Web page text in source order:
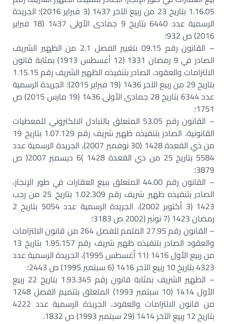
1.16.05 بتاريخ 23 من ربيع الآخر 1437 (3 فبراير 2016)؛ الجريدة
الرسمية عدد 6440 بتاريخ 9 جمادى الأولى 1437 (18 فبراير
2016) ص 932؛
– القانون رقم 09.15 بتغيير الفصل 2.1 من الظهير الشريف
الصادر في 9 رمضان 1331 (12 أغسطس 1913) بمثابة قانون
الالتزامات والعقود، الصادر بتنفيذه الظهير الشريف رقم 1.15.15
بتاريخ 29 من ربيع الآخر 1436 (19 فبراير 2015)؛ الجريدة الرسمية
عدد 6344 بتاريخ 28 جمادى الأولى 1436 (19 مارس 2015) ص
1751؛
– القانون رقم 53.05 المتعلق بالتبادل الالكتروني للمعطيات
القانونية، الصادر بتنفيذه ظهير شريف رقم 1.07.129 بتاريخ 19
من ذي القعدة 1428 (30 نوفمبر 2007)، الجريدة الرسمية عدد
5584 بتاريخ 25 من ذي القعدة 1428 )6 ديسمبر 2007( ص
3879؛
– القانون رقم 44.00 المتعلق ببيع العقارات في طور الإنجاز،
الصادر بتنفيذه ظهير شريف رقم 1.02.309 بتاريخ 25 من رجب
1423 (3 أكتوبر 2002)، الجريدة الرسمية عدد 5054 بتاريخ 2
رمضان 1423 (7 نونبر (2002 ص 3183؛
– القانون رقم 27.95 المتمم للفصل 264 من قانون الالتزامات
والعقود الصادر بتنفيذه ظهير شريف رقم 1.95.157 بتاريخ 13
من ربيع الأول 1416 (11 أغسطس 1995)، الجريدة الرسمية عدد
4323 بتاريخ 10 ربيع الآخر 1416 (6 سبتمبر 1995) ص 2443؛
– الظهير الشريف بمثابة قانون رقم 1.93.345 بتاريخ 22 ربيع
الأول 1414 (10 سبتمبر 1993) المتعلق بتتميم الفصل 1248
من قانون الالتزامات والعقود، الجريدة الرسمية عدد 4222
بتاريخ 12 ربيع الآخر 1414 (29 سبتمبر 1993) ص 1832.